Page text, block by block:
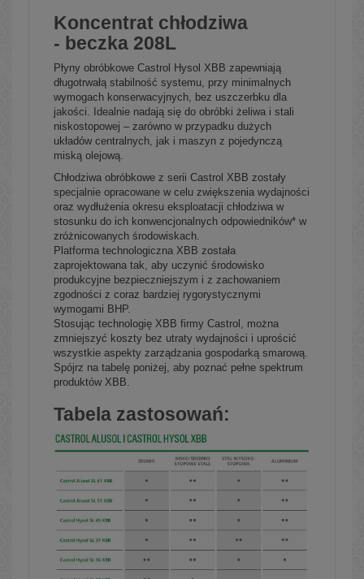
Koncentrat chłodziwa
- beczka 208L
Płyny obróbkowe Castrol Hysol XBB zapewniają
długotrwałą stabilność systemu, przy minimalnych
wymogach konserwacyjnych, bez uszczerbku dla
jakości. Idealnie nadają się do obróbki żeliwa i stali
niskostopowej – zarówno w przypadku dużych
układów centralnych, jak i maszyn z pojedynczą
miską olejową.
Chłodziwa obróbkowe z serii Castrol XBB zostały
specjalnie opracowane w celu zwiększenia wydajności
oraz wydłużenia okresu eksploatacji chłodziwa w
stosunku do ich konwencjonalnych odpowiedników* w
zróżnicowanych środowiskach.
Platforma technologiczna XBB została
zaprojektowana tak, aby uczynić środowisko
produkcyjne bezpieczniejszym i z zachowaniem
zgodności z coraz bardziej rygorystycznymi
wymogami BHP.
Stosując technologię XBB firmy Castrol, można
zmniejszyć koszty bez utraty wydajności i uprościć
wszystkie aspekty zarządzania gospodarką smarową.
Spójrz na tabelę poniżej, aby poznać pełne spektrum
produktów XBB.
Tabela zastosowań: